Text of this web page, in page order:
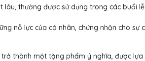
lâu, thường được sử dụng trong các buổi
nỗ lực của cá nhân, chứng nhận cho sự
thành một tặng phẩm ý nghĩa, được lựa